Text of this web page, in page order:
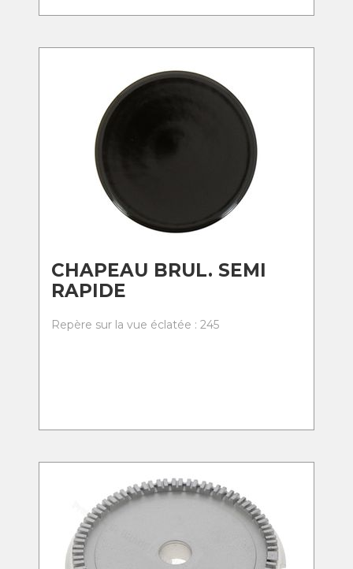
CHAPEAU BRUL. SEMI
RAPIDE
Repère sur la vue éclatée : 245